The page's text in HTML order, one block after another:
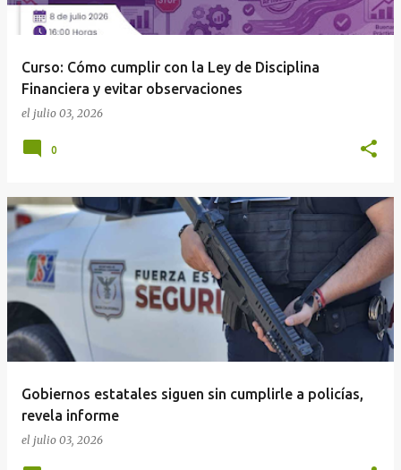
Curso: Cómo cumplir con la Ley de Disciplina
Financiera y evitar observaciones
el julio 03, 2026
0
Gobiernos estatales siguen sin cumplirle a policías,
revela informe
el julio 03, 2026